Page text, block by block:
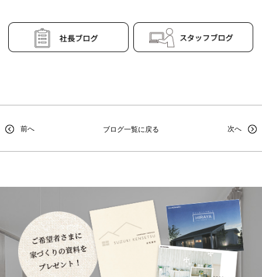
ブログ一覧に戻る
前へ 次へ